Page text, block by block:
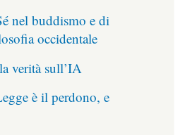
nel buddismo e di
occidentale
verità sull’IA
è il perdono, e